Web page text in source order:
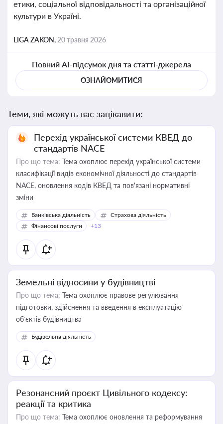
етики, соціальної відповідальності та організаційної
культури в Україні.
LIGA ZAKON, 20 травня 2026
Повний AI-підсумок дня та статті-джерела
ОЗНАЙОМИТИСЯ
Теми, які можуть вас зацікавити:
Перехід української системи КВЕД до
стандартів NACE
Про що тема: Тема охоплює перехід української системи
класифікації видів економічної діяльності до стандартів
NACE, оновлення кодів КВЕД та пов'язані нормативні
зміни
Банківська діяльність
Страхова діяльність
Фінансові послуги
+13
Земельні відносини у будівництві
Про що тема: Тема охоплює правове регулювання
підготовки, здійснення та введення в експлуатацію
об’єктів будівництва
Будівельна діяльність
Резонансний проєкт Цивільного кодексу:
реакції та критика
Про що тема: Тема охоплює оновлення та реформування